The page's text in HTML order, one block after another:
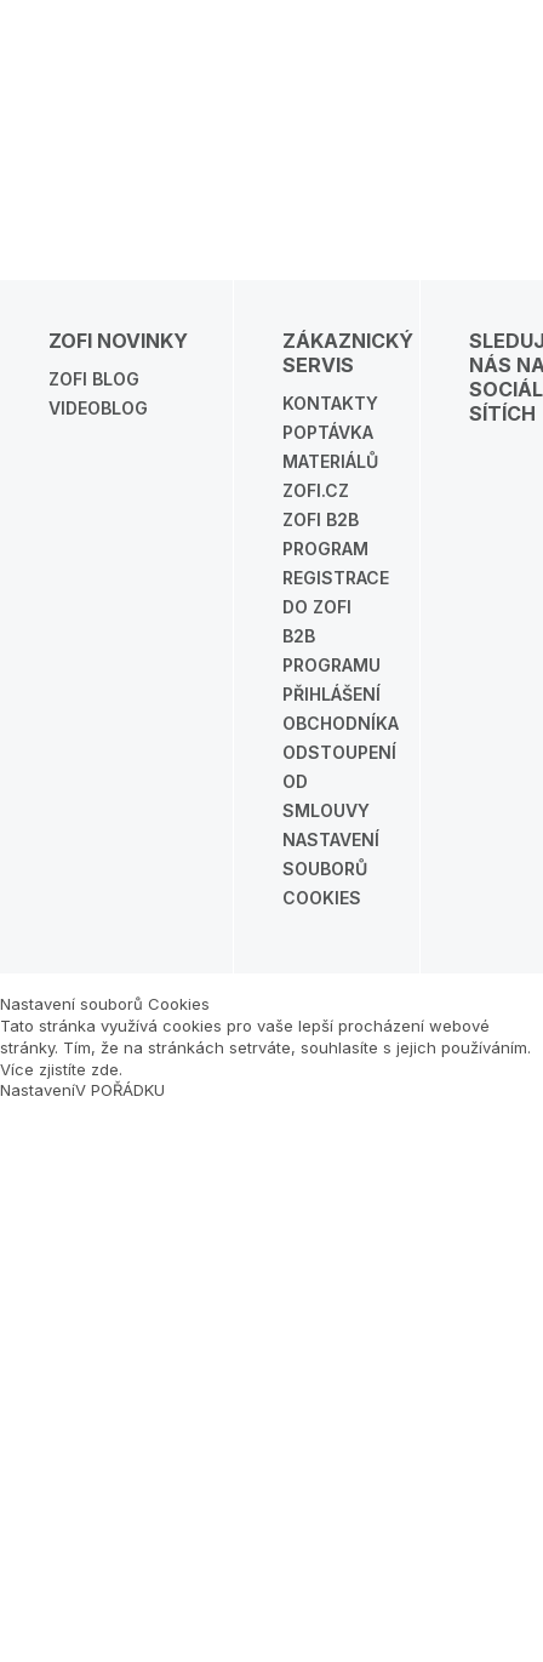
ZOFI NOVINKY
ZOFI BLOG
VIDEOBLOG
ZÁKAZNICKÝ
SERVIS
KONTAKTY
POPTÁVKA
MATERIÁLŮ
ZOFI.CZ
ZOFI B2B
PROGRAM
REGISTRACE
DO ZOFI
B2B
PROGRAMU
PŘIHLÁŠENÍ
OBCHODNÍKA
ODSTOUPENÍ
OD
SMLOUVY
NASTAVENÍ
SOUBORŮ
COOKIES
NÁS
SÍTÍCH
Nastavení souborů Cookies
Tato stránka využívá cookies pro vaše lepší procházení webové
stránky. Tím, že na stránkách setrváte, souhlasíte s jejich používáním.
Více zjistíte zde.
NastaveníV POŘÁDKU